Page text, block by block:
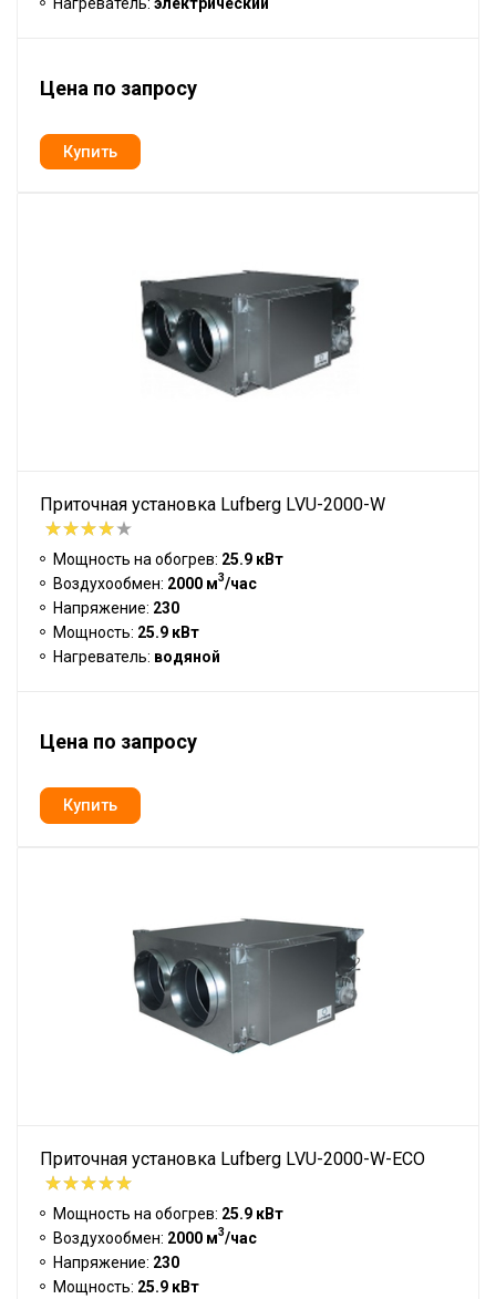
Цена по запросу
Приточная установка Lufberg LVU-2000-W
Мощность на обогрев: 25.9 кВт
Воздухообмен: 2000 м3/час
Напряжение: 230
Мощность: 25.9 кВт
Нагреватель: водяной
Цена по запросу
Приточная установка Lufberg LVU-2000-W-ECO
Мощность на обогрев: 25.9 кВт
Воздухообмен: 2000 м3/час
Напряжение: 230
Мощность: 25.9 кВт